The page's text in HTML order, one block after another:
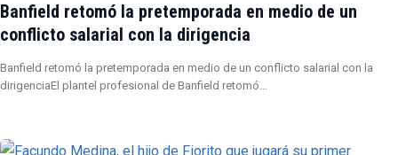
Banfield retomó la pretemporada en medio de un
conflicto salarial con la dirigencia
Banfield retomó la pretemporada en medio de un conflicto salarial con la
dirigenciaEl plantel profesional de Banfield retomó…